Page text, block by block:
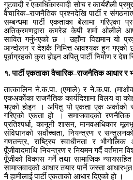
गुटवादी र एकाधिकारवादी सोच र कार्यशैली
वैचारिक–राजनैतिक प्रश्नदेखि पार्टी र
सम्बन्धमा पार्टी एकताका बेलामा गरिएका
अतिक्रमणद्वारा कमरेड केपी शर्मा ओलीले
सावित गर्नुभएको छ । उहाँमा विद्यमान यो
आन्दोलन र देशकै निमित्त आवश्यक हुन गएको
पूर्वाग्रहको कुरा होइन अपितु पार्टी निर्माण र देश
१. पार्टी एकताका वैचारिक–राजनैतिक आधार र
तात्कालिन ने.क.पा. (एमाले) र ने.क.पा.
एकअर्कोका राजनैतिक कार्यदिशामा विलय वा
भएको होइन । अपितु यो एकता एक अर्काको
गरिएको एकता हो । समाजवादको रणनैतिक
प्रतिश्पर्धा, कानूनी शासन, मानवअधिकार
संविधानको सर्वोच्चता, नियन्त्रण र
गणतन्त्र, राष्ट्रिय स्वाधीनता र
पूँजीवादमाथि नियन्त्रण र नियमन गर्दै वर्तमान
पूँजीको विकास गर्ने तथा सामाजिक
सामाजवादको आधार तयार पार्ने जस्ता
नै हामीलाई पार्टी एकताको आधार दिएको हो ।